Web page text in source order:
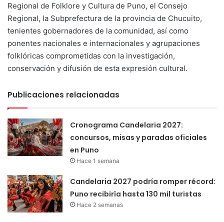
Regional de Folklore y Cultura de Puno, el Consejo
Regional, la Subprefectura de la provincia de Chucuito,
tenientes gobernadores de la comunidad, así como
ponentes nacionales e internacionales y agrupaciones
folklóricas comprometidas con la investigación,
conservación y difusión de esta expresión cultural.
Publicaciones relacionadas
Cronograma Candelaria 2027:
concursos, misas y paradas oficiales
en Puno
Hace 1 semana
Candelaria 2027 podría romper récord:
Puno recibiría hasta 130 mil turistas
Hace 2 semanas